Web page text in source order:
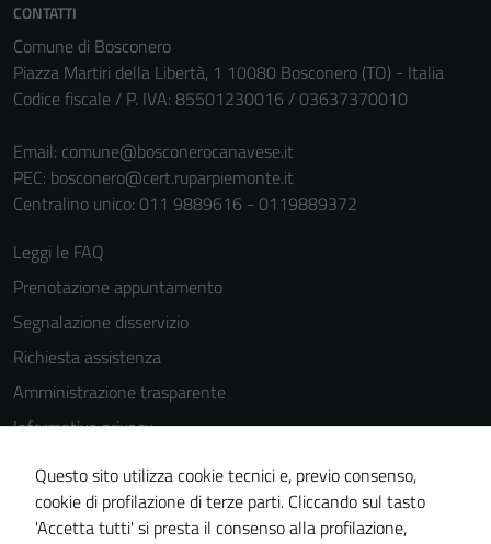
CONTATTI
Comune di Bosconero
Piazza Martiri della Libertà, 1 10080 Bosconero (TO) - Italia
Codice fiscale / P. IVA: 85501230016 / 03637370010
Email: comune@bosconerocanavese.it
PEC: bosconero@cert.ruparpiemonte.it
Centralino unico: 011 9889616 - 0119889372
Leggi le FAQ
Prenotazione appuntamento
Segnalazione disservizio
Richiesta assistenza
Amministrazione trasparente
Informativa privacy
Cookie Policy
Note legali
Dichiarazione di accessibilità
Questo sito utilizza cookie tecnici e, previo consenso,
cookie di profilazione di terze parti. Cliccando sul tasto
'Accetta tutti' si presta il consenso alla profilazione,
funzionamento
del sito e non
essere
disabilitati.
Questi cookie